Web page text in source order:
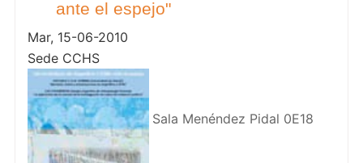
ante el espejo"
Mar, 15-06-2010
Sede CCHS
Sala Menéndez Pidal 0E18